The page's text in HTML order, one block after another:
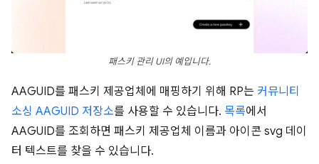
패스키 관리 UI의 예입니다.
AAGUID를 패스키 제공업체에 매핑하기 위해 RP는 커뮤니티
소싱 AAGUID 저장소를 사용할 수 있습니다. 목록에서
AAGUID를 조회하면 패스키 제공업체 이름과 아이콘 svg 데이
터 텍스트를 찾을 수 있습니다.